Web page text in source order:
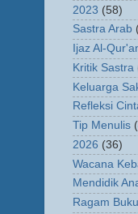
2023 (58)
Sastra Arab
Ijaz Al-
Kritik Sastra
Keluarga
Refleksi
Tip Menulis
2026 (36)
Wacana
Mendidik
Ragam Buku